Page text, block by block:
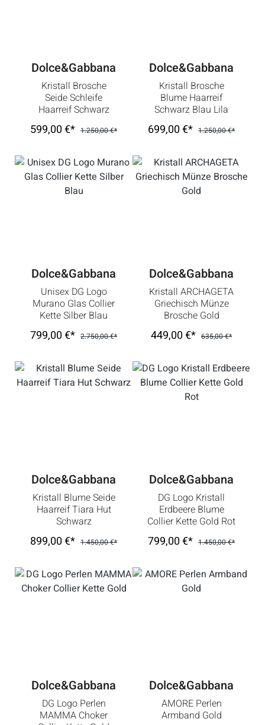
Dolce&Gabbana
Kristall Brosche
Seide Schleife
Haarreif Schwarz
Gold Weiß
599,00 €* 1.250,00 €*
Dolce&Gabbana
Kristall Brosche
Blume Haarreif
Schwarz Blau Lila
Orange
699,00 €* 1.250,00 €*
Dolce&Gabbana
Unisex DG Logo
Murano Glas Collier
Kette Silber Blau
799,00 €* 2.750,00 €*
Dolce&Gabbana
Kristall ARCHAGETA
Griechisch Münze
Brosche Gold
449,00 €* 635,00 €*
Dolce&Gabbana
Kristall Blume Seide
Haarreif Tiara Hut
Schwarz
899,00 €* 1.450,00 €*
Dolce&Gabbana
DG Logo Kristall
Erdbeere Blume
Collier Kette Gold Rot
799,00 €* 1.450,00 €*
Dolce&Gabbana
DG Logo Perlen
MAMMA Choker
Dolce&Gabbana
AMORE Perlen
Armband Gold